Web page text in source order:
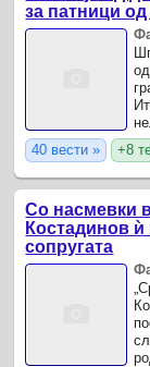
за патници од
и
40 вести » +8
Со насмевки
Костадинов ѝ
сопругата